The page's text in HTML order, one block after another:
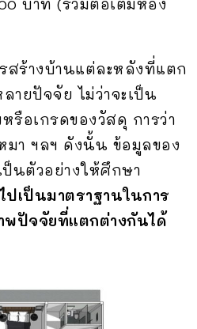
บาท (รวมต่อเติมห้อง
สร้างบ้านแต่ละหลังที่แตก
ยปัจจัย ไม่ว่าจะเป็น
อเกรดของวัสดุ การว่า
มา ฯลฯ ดังนั้น ข้อมูลของ
นตัวอย่างให้ศึกษา
ปเป็นมาตราฐานในการ
ปัจจัยที่แตกต่างกันได้